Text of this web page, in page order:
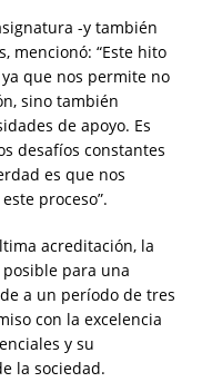
-y también
mencionó: “Este hito
que nos permite no
sino también
de apoyo. Es
desafíos constantes
es que nos
proceso”.
acreditación, la
para una
a un período de tres
con la excelencia
y su
la sociedad.